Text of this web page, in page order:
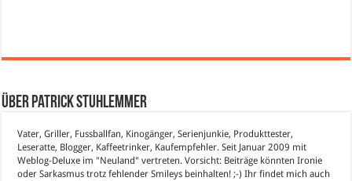
Über Patrick Stuhlemmer
Vater, Griller, Fussballfan, Kinogänger, Serienjunkie, Produkttester,
Leseratte, Blogger, Kaffeetrinker, Kaufempfehler. Seit Januar 2009 mit
Weblog-Deluxe im "Neuland" vertreten. Vorsicht: Beiträge könnten Ironie
oder Sarkasmus trotz fehlender Smileys beinhalten! ;-) Ihr findet mich auch